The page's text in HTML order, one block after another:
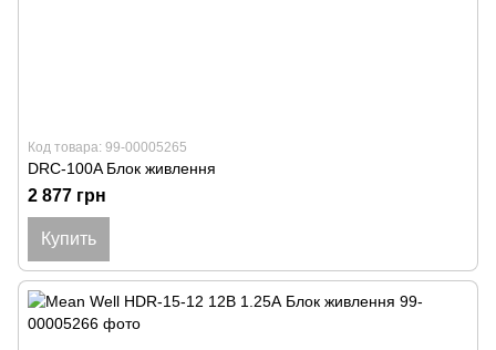
Код товара: 99-00005265
DRC-100A Блок живлення
2 877 грн
Купить